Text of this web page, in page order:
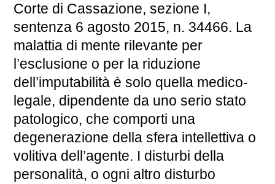
Corte di Cassazione, sezione I,
sentenza 6 agosto 2015, n. 34466. La
malattia di mente rilevante per
l’esclusione o per la riduzione
dell’imputabilità è solo quella medico-
legale, dipendente da uno serio stato
patologico, che comporti una
degenerazione della sfera intellettiva o
volitiva dell’agente. I disturbi della
personalità, o ogni altro disturbo